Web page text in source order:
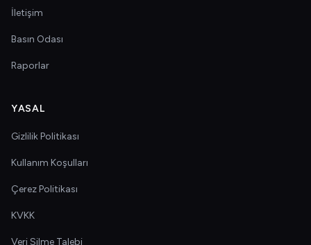
İletişim
Basın Odası
Raporlar
YASAL
Gizlilik Politikası
Kullanım Koşulları
Çerez Politikası
KVKK
Veri Silme Talebi